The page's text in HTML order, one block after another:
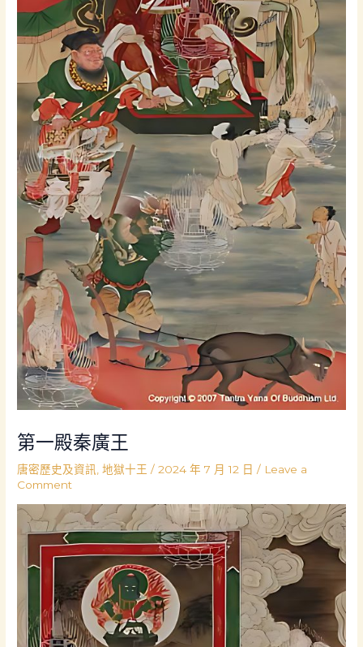
第一殿秦廣王
唐密歷史及資訊 ,地獄十王 /2024 年 7 月 12 日/ Leave a
Comment